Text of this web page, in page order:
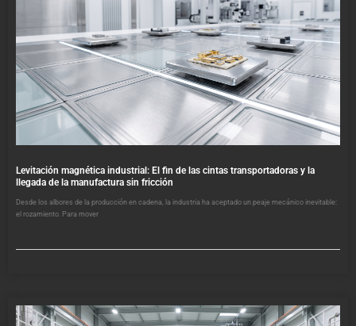
Levitación magnética industrial: El fin de las cintas transportadoras y la
llegada de la manufactura sin fricción
Desde los albores de la producción en cadena, la industria ha aceptado un peaje mecánico inevitable:
el rozamiento. Para mover